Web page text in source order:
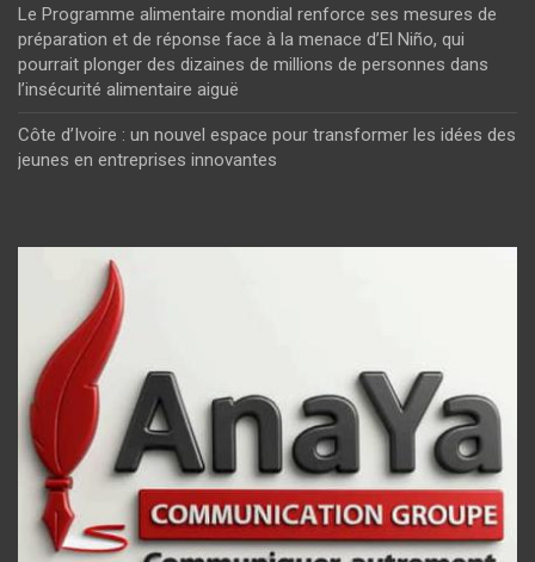
Le Programme alimentaire mondial renforce ses mesures de
préparation et de réponse face à la menace d’El Niño, qui
pourrait plonger des dizaines de millions de personnes dans
l’insécurité alimentaire aiguë
Côte d’Ivoire : un nouvel espace pour transformer les idées des
jeunes en entreprises innovantes